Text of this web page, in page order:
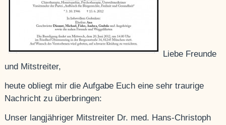
Liebe Freunde
und Mitstreiter,
heute obliegt mir die Aufgabe Euch eine sehr traurige
Nachricht zu überbringen:
Unser langjähriger Mitstreiter Dr. med. Hans-Christoph